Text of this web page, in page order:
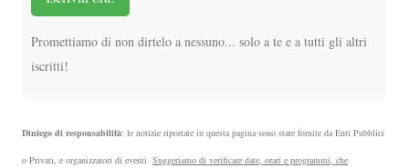
Promettiamo di non dirtelo a nessuno... solo a te e a tutti gli altri
iscritti!
Diniego di responsabilità: le notizie riportate in questa pagina sono state fornite da Enti Pubblici
o Privati, e organizzatori di eventi. Suggeriamo di verificare date, orari e programmi, che